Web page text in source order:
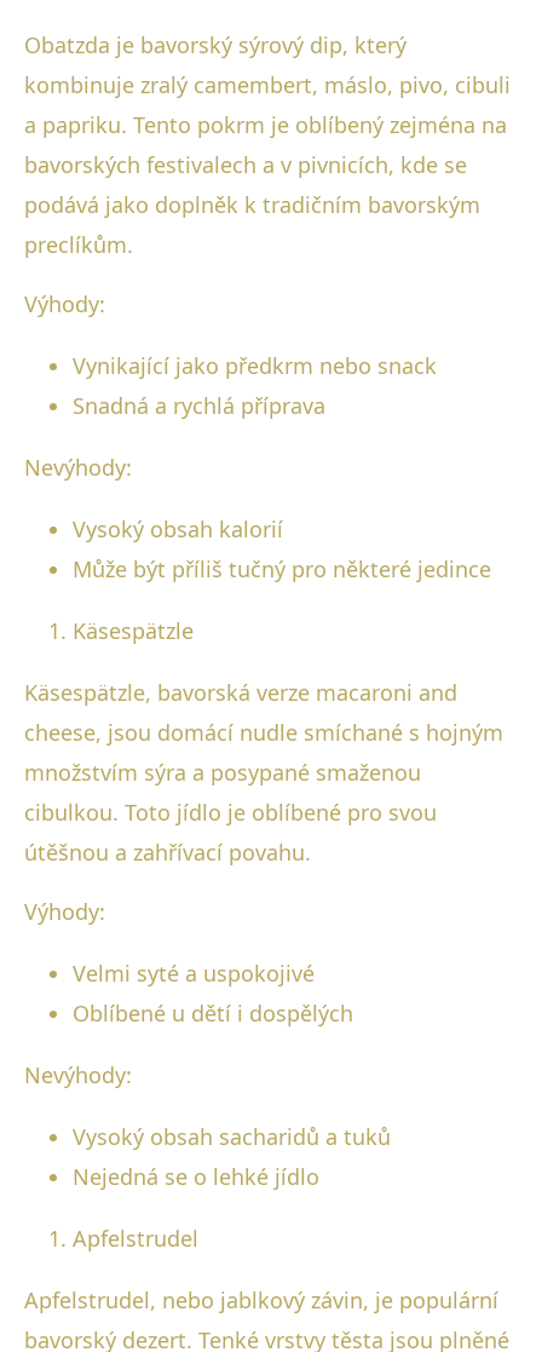
Obatzda je bavorský sýrový dip, který
kombinuje zralý camembert, máslo, pivo, cibuli
a papriku. Tento pokrm je oblíbený zejména na
bavorských festivalech a v pivnicích, kde se
podává jako doplněk k tradičním bavorským
preclíkům.
Výhody:
Vynikající jako předkrm nebo snack
Snadná a rychlá příprava
Nevýhody:
Vysoký obsah kalorií
Může být příliš tučný pro některé jedince
Käsespätzle
Käsespätzle, bavorská verze macaroni and
cheese, jsou domácí nudle smíchané s hojným
množstvím sýra a posypané smaženou
cibulkou. Toto jídlo je oblíbené pro svou
útěšnou a zahřívací povahu.
Výhody:
Velmi syté a uspokojivé
Oblíbené u dětí i dospělých
Nevýhody:
Vysoký obsah sacharidů a tuků
Nejedná se o lehké jídlo
Apfelstrudel
Apfelstrudel, nebo jablkový závin, je populární
bavorský dezert. Tenké vrstvy těsta jsou plněné